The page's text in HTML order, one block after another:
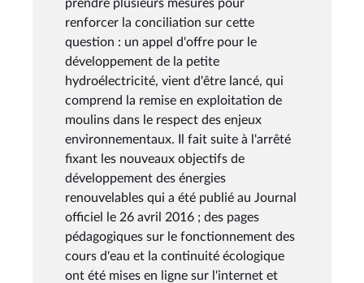
prendre plusieurs mesures pour
renforcer la conciliation sur cette
question : un appel d'offre pour le
développement de la petite
hydroélectricité, vient d'être lancé, qui
comprend la remise en exploitation de
moulins dans le respect des enjeux
environnementaux. Il fait suite à l'arrêté
fixant les nouveaux objectifs de
développement des énergies
renouvelables qui a été publié au Journal
officiel le 26 avril 2016 ; des pages
pédagogiques sur le fonctionnement des
cours d'eau et la continuité écologique
ont été mises en ligne sur l'internet et